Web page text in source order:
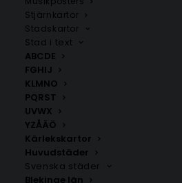
Stjärnkartor
Stadskartor
Stad i text
ABCDE
FGHIJ
KLMNO
PQRST
UVWX
YZÅÄÖ
Kärlekskartor
Huvudstäder
Svenska städer
Blekinge län